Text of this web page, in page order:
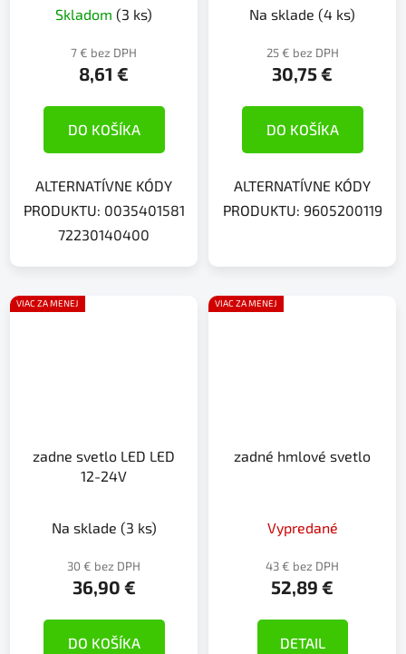
Skladom (3 ks)
7 € bez DPH
8,61 €
DO KOŠÍKA
ALTERNATÍVNE KÓDY
PRODUKTU: 0035401581
72230140400
Na sklade (4 ks)
25 € bez DPH
30,75 €
DO KOŠÍKA
ALTERNATÍVNE KÓDY
PRODUKTU: 9605200119
VIAC ZA MENEJ
zadne svetlo LED LED
12-24V
Na sklade (3 ks)
30 € bez DPH
36,90 €
DO KOŠÍKA
VIAC ZA MENEJ
zadné hmlové svetlo
Vypredané
43 € bez DPH
52,89 €
DETAIL